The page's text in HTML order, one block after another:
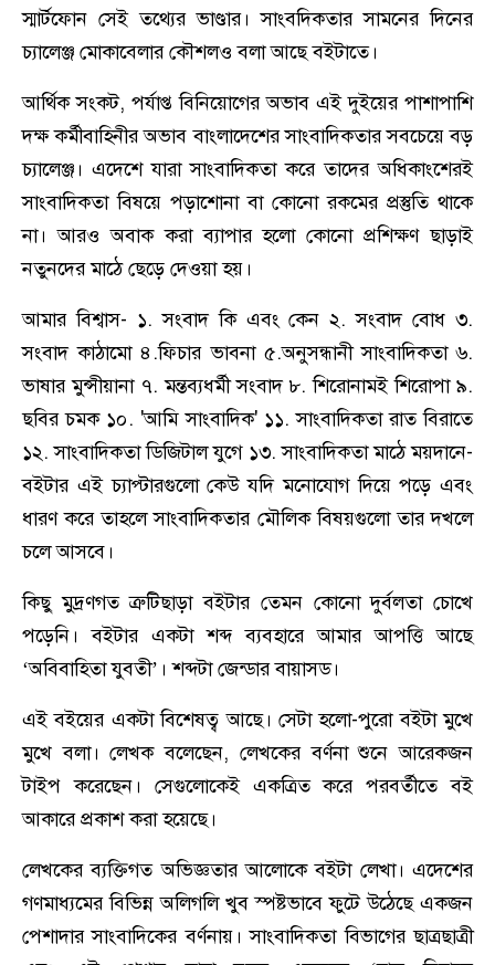
স্মার্টফোন সেই তথ্যের ভাণ্ডার। সাংবদিকতার সামনের দিনের
চ্যালেঞ্জ মোকাবেলার কৌশলও বলা আছে বইটাতে।
আর্থিক সংকট, পর্যাপ্ত বিনিয়োগের অভাব এই দুইয়ের পাশাপাশি
দক্ষ কর্মীবাহিনীর অভাব বাংলাদেশের সাংবাদিকতার সবচেয়ে বড়
চ্যালেঞ্জ। এদেশে যারা সাংবাদিকতা করে তাদের অধিকাংশেরই
সাংবাদিকতা বিষয়ে পড়াশোনা বা কোনো রকমের প্রস্তুতি থাকে
না। আরও অবাক করা ব্যাপার হলো কোনো প্রশিক্ষণ ছাড়াই
নতুনদের মাঠে ছেড়ে দেওয়া হয়।
আমার বিশ্বাস- ১. সংবাদ কি এবং কেন ২. সংবাদ বোধ ৩.
সংবাদ কাঠামো ৪.ফিচার ভাবনা ৫.অনুসন্ধানী সাংবাদিকতা ৬.
ভাষার মুন্সীয়ানা ৭. মন্তব্যধর্মী সংবাদ ৮. শিরোনামই শিরোপা ৯.
ছবির চমক ১০. 'আমি সাংবাদিক' ১১. সাংবাদিকতা রাত বিরাতে
১২. সাংবাদিকতা ডিজিটাল যুগে ১৩. সাংবাদিকতা মাঠে ময়দানে-
বইটার এই চ্যাপ্টারগুলো কেউ যদি মনোযোগ দিয়ে পড়ে এবং
ধারণ করে তাহলে সাংবাদিকতার মৌলিক বিষয়গুলো তার দখলে
চলে আসবে।
কিছু মুদ্রণগত ত্রুটিছাড়া বইটার তেমন কোনো দুর্বলতা চোখে
পড়েনি। বইটার একটা শব্দ ব্যবহারে আমার আপত্তি আছে
‘অবিবাহিতা যুবতী’। শব্দটা জেন্ডার বায়াসড।
এই বইয়ের একটা বিশেষত্ব আছে। সেটা হলো-পুরো বইটা মুখে
মুখে বলা। লেখক বলেছেন, লেখকের বর্ণনা শুনে আরেকজন
টাইপ করেছেন। সেগুলোকেই একত্রিত করে পরবর্তীতে বই
আকারে প্রকাশ করা হয়েছে।
লেখকের ব্যক্তিগত অভিজ্ঞতার আলোকে বইটা লেখা। এদেশের
গণমাধ্যমের বিভিন্ন অলিগলি খুব স্পষ্টভাবে ফুটে উঠেছে একজন
পেশাদার সাংবাদিকের বর্ণনায়। সাংবাদিকতা বিভাগের ছাত্রছাত্রী